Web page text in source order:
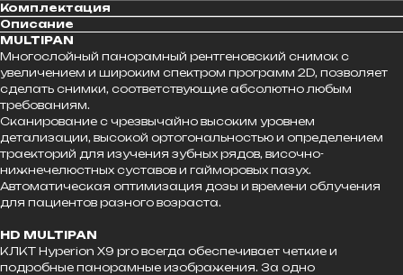
Комплектация
Описание
MULTIPAN
Многослойный панорамный рентгеновский снимок с
увеличением и широким спектром программ 2D, позволяет
сделать снимки, соответствующие абсолютно любым
требованиям.
Сканирование с чрезвычайно высоким уровнем
детализации, высокой ортогональностью и определением
траекторий для изучения зубных рядов, височно-
нижнечелюстных суставов и гайморовых пазух.
Автоматическая оптимизация дозы и времени облучения
для пациентов разного возраста.
HD MULTIPAN
КЛКТ Hyperion X9 pro всегда обеспечивает четкие и
подробные панорамные изображения. За одно